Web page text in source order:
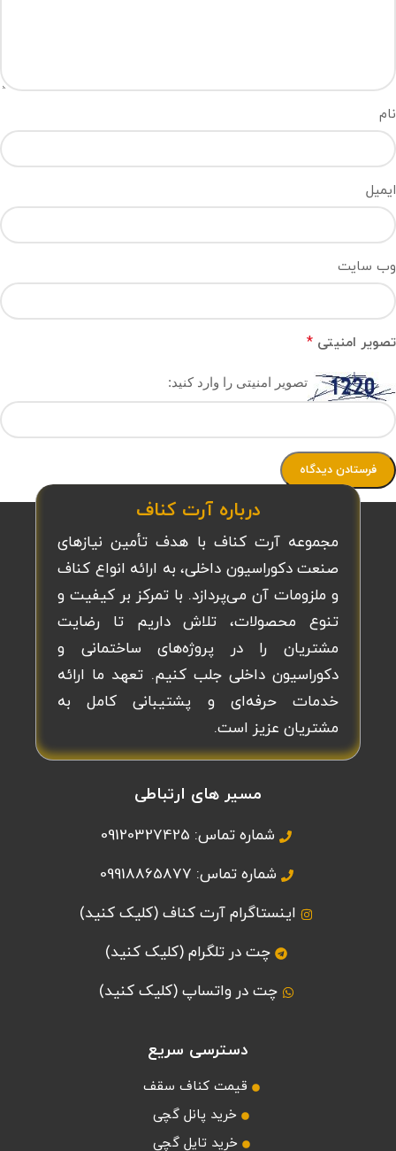
نام
ایمیل
وب‌ سایت
تصویر امنیتی *
تصویر امنیتی را وارد کنید:
درباره آرت کناف
مجموعه آرت کناف با هدف تأمین نیازهای
صنعت دکوراسیون داخلی، به ارائه انواع کناف
و ملزومات آن می‌پردازد. با تمرکز بر کیفیت و
تنوع محصولات، تلاش داریم تا رضایت
مشتریان را در پروژه‌های ساختمانی و
دکوراسیون داخلی جلب کنیم. تعهد ما ارائه
خدمات حرفه‌ای و پشتیبانی کامل به
مشتریان عزیز است.
مسیر های ارتباطی
شماره تماس: 09120327425
شماره تماس: 09918865877
اینستاگرام آرت کناف (کلیک کنید)
چت در تلگرام (کلیک کنید)
چت در واتساپ (کلیک کنید)
دسترسی سریع
قیمت کناف سقف
خرید پانل گچی
خرید تایل گچی